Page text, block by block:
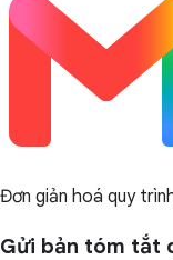
Đơn giản hoá quy
Gửi bản tóm tắt